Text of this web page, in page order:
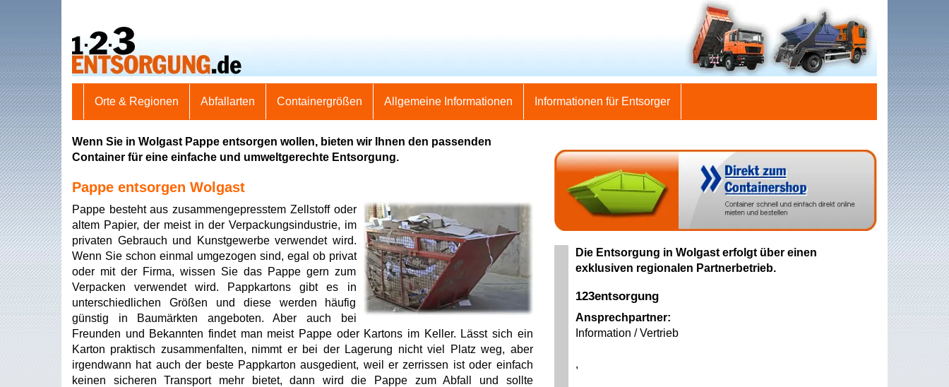
Orte & Regionen Abfallarten Containergrößen Allgemeine Informationen Informationen für Entsorger
Wenn Sie in Wolgast Pappe entsorgen wollen, bieten wir Ihnen den passenden
Container für eine einfache und umweltgerechte Entsorgung.
Pappe entsorgen Wolgast
Pappe besteht aus zusammengepresstem Zellstoff oder
altem Papier, der meist in der Verpackungsindustrie, im
privaten Gebrauch und Kunstgewerbe verwendet wird.
Wenn Sie schon einmal umgezogen sind, egal ob privat
oder mit der Firma, wissen Sie das Pappe gern zum
Verpacken verwendet wird. Pappkartons gibt es in
unterschiedlichen Größen und diese werden häufig
günstig in Baumärkten angeboten. Aber auch bei
Freunden und Bekannten findet man meist Pappe oder Kartons im Keller. Lässt sich ein
Karton praktisch zusammenfalten, nimmt er bei der Lagerung nicht viel Platz weg, aber
irgendwann hat auch der beste Pappkarton ausgedient, weil er zerrissen ist oder einfach
keinen sicheren Transport mehr bietet, dann wird die Pappe zum Abfall und sollte
Die Entsorgung in Wolgast erfolgt über einen
exklusiven regionalen Partnerbetrieb.
123entsorgung
Ansprechpartner:
Information / Vertrieb
,